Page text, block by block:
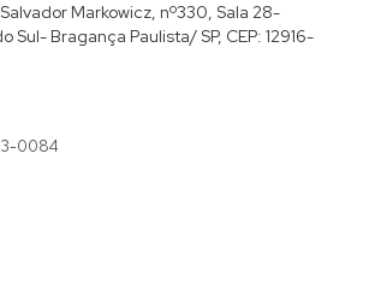
Markowicz, nº330, Sala 28-
Sul- Bragança Paulista/ SP, CEP: 12916-
0084